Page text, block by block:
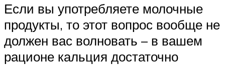
Если вы употребляете молочные
продукты, то этот вопрос вообще не
должен вас волновать – в вашем
рационе кальция достаточно